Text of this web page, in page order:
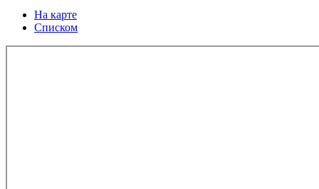
На карте
Списком